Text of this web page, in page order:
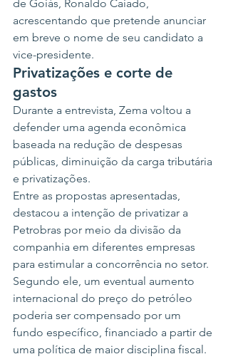
de Goiás, Ronaldo Caiado,
acrescentando que pretende anunciar
em breve o nome de seu candidato a
vice-presidente.
Privatizações e corte de
gastos
Durante a entrevista, Zema voltou a
defender uma agenda econômica
baseada na redução de despesas
públicas, diminuição da carga tributária
e privatizações.
Entre as propostas apresentadas,
destacou a intenção de privatizar a
Petrobras por meio da divisão da
companhia em diferentes empresas
para estimular a concorrência no setor.
Segundo ele, um eventual aumento
internacional do preço do petróleo
poderia ser compensado por um
fundo específico, financiado a partir de
uma política de maior disciplina fiscal.